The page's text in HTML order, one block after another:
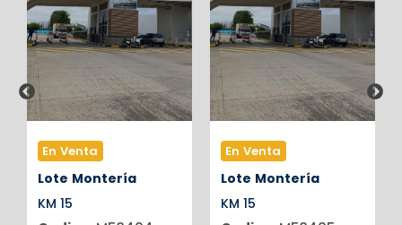
En Venta
Lote Montería
KM 15
En Venta
Lote Montería
KM 15